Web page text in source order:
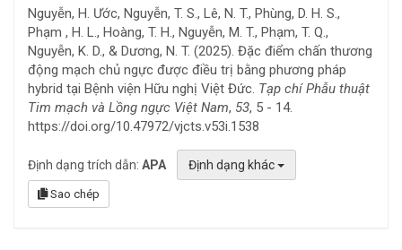
Nguyễn, H. Ước, Nguyễn, T. S., Lê, N. T., Phùng, D. H. S.,
Phạm , H. L., Hoàng, T. H., Nguyễn, M. T., Phạm, T. Q.,
Nguyễn, K. D., & Dương, N. T. (2025). Đặc điểm chấn thương
động mạch chủ ngực được điều trị bằng phương pháp
hybrid tại Bệnh viện Hữu nghị Việt Đức. Tạp chí Phẫu thuật
Tim mạch và Lồng ngực Việt Nam, 53, 5 - 14.
https://doi.org/10.47972/vjcts.v53i.1538
Định dạng trích dẫn: APA Định dạng khác
Sao chép